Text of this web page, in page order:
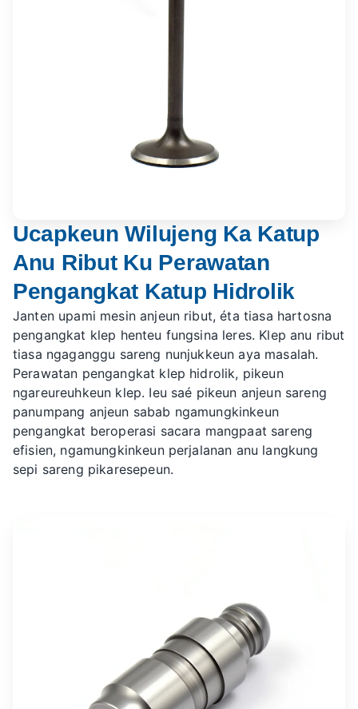
Ucapkeun Wilujeng Ka Katup
Anu Ribut Ku Perawatan
Pengangkat Katup Hidrolik
Janten upami mesin anjeun ribut, éta tiasa hartosna
pengangkat klep henteu fungsina leres. Klep anu ribut
tiasa ngaganggu sareng nunjukkeun aya masalah.
Perawatan pengangkat klep hidrolik, pikeun
ngareureuhkeun klep. Ieu saé pikeun anjeun sareng
panumpang anjeun sabab ngamungkinkeun
pengangkat beroperasi sacara mangpaat sareng
efisien, ngamungkinkeun perjalanan anu langkung
sepi sareng pikaresepeun.